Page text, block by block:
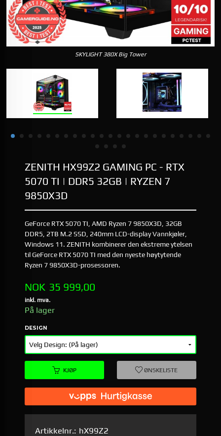
SKYLIGHT 380X Big Tower
ZENITH HX99Z2 GAMING PC - RTX
5070 TI | DDR5 32GB | RYZEN 7
9850X3D
GeForce RTX 5070 TI, AMD Ryzen 7 9850X3D, 32GB
DDR5, 2TB M.2 SSD, 240mm LCD-display Vannkjøler,
Windows 11. ZENITH kombinerer den ekstreme ytelsen
til GeForce RTX 5070 TI med den nyeste høytytende
Ryzen 7 9850X3D-prosessoren.
Pris
NOK 35 999,00
inkl. mva.
På lager
DESIGN
KJØP ØNSKELISTE
Artikkelnr.: hX99Z2